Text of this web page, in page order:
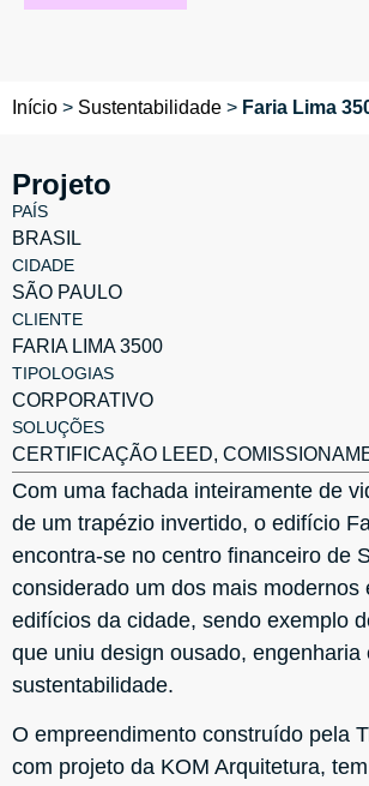
Início > Sustentabilidade > Faria Lima
Projeto
PAÍS
BRASIL
CIDADE
SÃO PAULO
CLIENTE
FARIA LIMA 3500
TIPOLOGIAS
CORPORATIVO
SOLUÇÕES
CERTIFICAÇÃO LEED,
Com uma fachada inteiramente de
de um trapézio invertido, o edifício
encontra-se no centro financeiro de
considerado um dos mais modernos
edifícios da cidade, sendo exemplo
que uniu design ousado, engenharia
sustentabilidade.
O empreendimento construído pela
com projeto da KOM Arquitetura,